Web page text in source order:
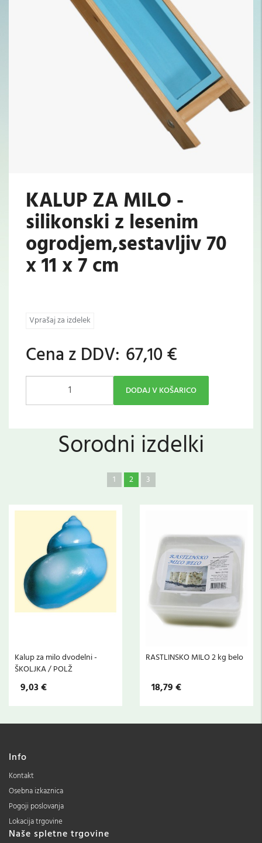
KALUP ZA MILO -
silikonski z lesenim
ogrodjem,sestavljiv 70
x 11 x 7 cm
Vprašaj za izdelek
Cena z DDV: 67,10 €
DODAJ V KOŠARICO
Sorodni izdelki
1 2 3
Kalup za milo dvodelni -
ŠKOLJKA / POLŽ
9,03 €
RASTLINSKO MILO 2 kg belo
18,79 €
Info
Kontakt
Osebna izkaznica
Pogoji poslovanja
Lokacija trgovine
Naše spletne trgovine